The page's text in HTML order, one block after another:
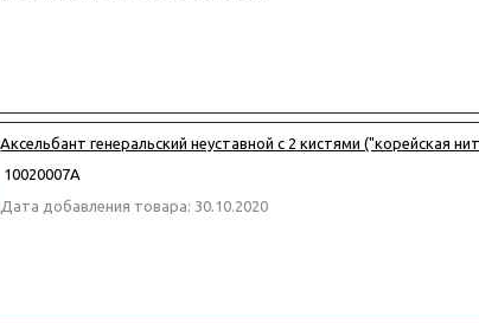
Аксельбант генеральский неуставной с 2 кистями ("корейская
10020007А
Дата добавления товара: 30.10.2020